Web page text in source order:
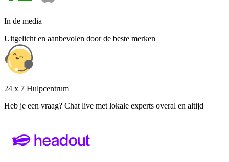
In de media
Uitgelicht en aanbevolen door de beste merken
24 x 7 Hulpcentrum
Heb je een vraag? Chat live met lokale experts overal en altijd